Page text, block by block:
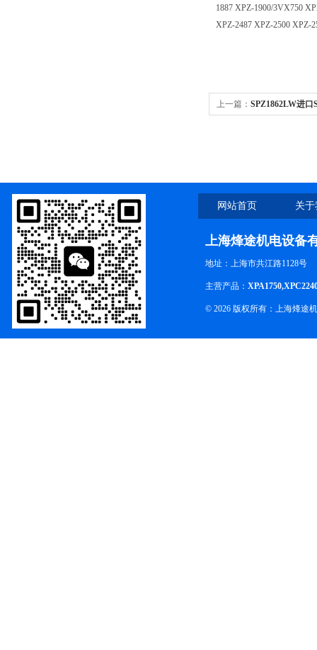
1887 XPZ-1900/3VX750
XPZ-2487 XPZ-2500 XPZ-
上一篇： SPZ1862LW进口
网站首页 关
上海烽途机电设备
地址：上海市共江路1128号
主营产品：
© 2026 版权所有：上海烽途